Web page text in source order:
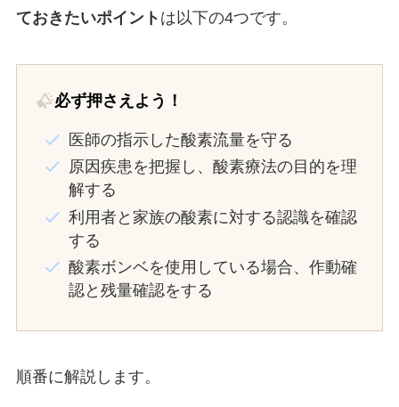
ておきたいポイント は以下の4つです。
必ず押さえよう！
医師の指示した酸素流量を守る
原因疾患を把握し、酸素療法の目的を理
解する
利用者と家族の酸素に対する認識を確認
する
酸素ボンベを使用している場合、作動確
認と残量確認をする
順番に解説します。